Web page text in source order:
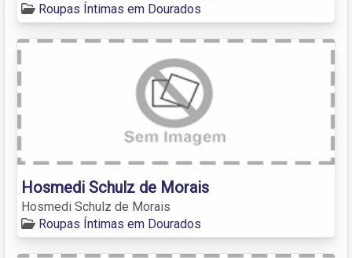
Roupas Íntimas em Dourados
Hosmedi Schulz de Morais
Hosmedi Schulz de Morais
Roupas Íntimas em Dourados